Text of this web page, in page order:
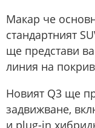
Макар че
стандартният
ще представи
линия на
Новият Q3 ще
задвижване,
и plug-in